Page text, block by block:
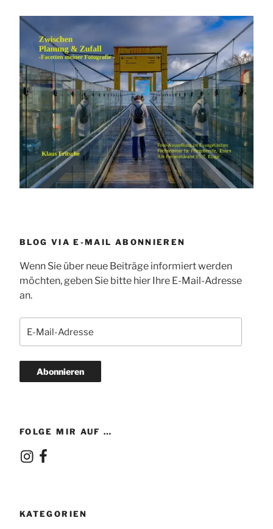
BLOG VIA E-MAIL ABONNIEREN
Wenn Sie über neue Beiträge informiert werden
möchten, geben Sie bitte hier Ihre E-Mail-Adresse
an.
Mail-
Abonnieren
FOLGE MIR AUF …
Instagram
Facebook
KATEGORIEN